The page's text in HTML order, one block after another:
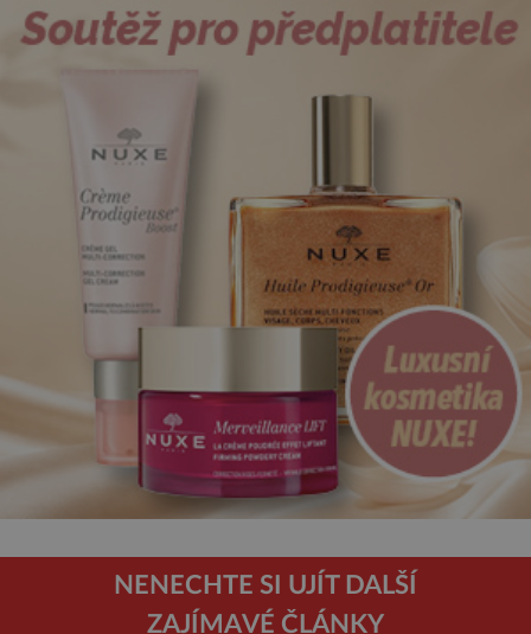
NENECHTE SI UJÍT DALŠÍ
ZAJÍMAVÉ ČLÁNKY